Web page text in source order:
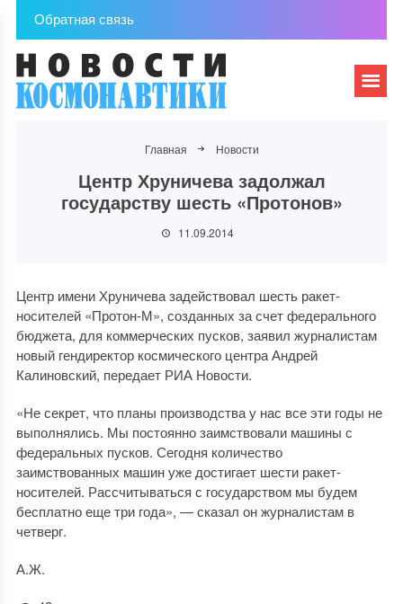
Обратная связь
Главная Новости
Центр Хруничева задолжал
государству шесть «Протонов»
11.09.2014
Центр имени Хруничева задействовал шесть ракет-
носителей «Протон-М», созданных за счет федерального
бюджета, для коммерческих пусков, заявил журналистам
новый гендиректор космического центра Андрей
Калиновский, передает РИА Новости.
«Не секрет, что планы производства у нас все эти годы не
выполнялись. Мы постоянно заимствовали машины с
федеральных пусков. Сегодня количество
заимствованных машин уже достигает шести ракет-
носителей. Рассчитываться с государством мы будем
бесплатно еще три года», — сказал он журналистам в
четверг.
А.Ж.